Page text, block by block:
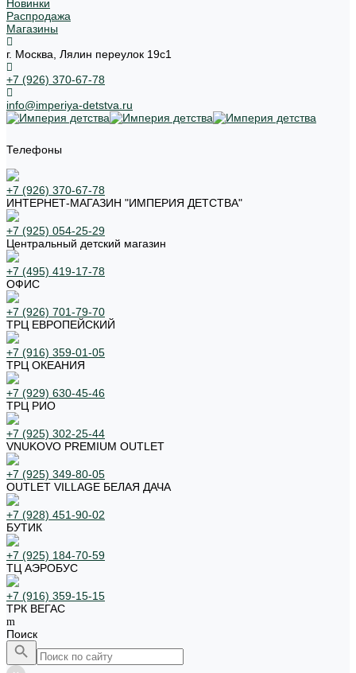
Новинки
Распродажа
Магазины
г. Москва, Лялин переулок 19с1
+7 (926) 370-67-78
info@imperiya-detstva.ru
Телефоны
+7 (926) 370-67-78
ИНТЕРНЕТ-МАГАЗИН "ИМПЕРИЯ ДЕТСТВА"
+7 (925) 054-25-29
Центральный детский магазин
+7 (495) 419-17-78
ОФИС
+7 (926) 701-79-70
ТРЦ ЕВРОПЕЙСКИЙ
+7 (916) 359-01-05
ТРЦ ОКЕАНИЯ
+7 (929) 630-45-46
ТРЦ РИО
+7 (925) 302-25-44
VNUKOVO PREMIUM OUTLET
+7 (925) 349-80-05
OUTLET VILLAGE БЕЛАЯ ДАЧА
+7 (928) 451-90-02
БУТИК
+7 (925) 184-70-59
ТЦ АЭРОБУС
+7 (916) 359-15-15
ТРК ВЕГАС
Поиск